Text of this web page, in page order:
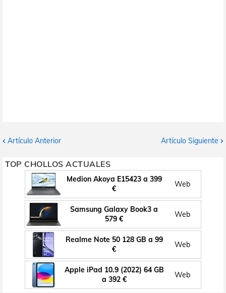
Artículo Anterior Artículo Siguiente
TOP CHOLLOS ACTUALES
Medion Akoya E15423 a 399
€
Web
Samsung Galaxy Book3 a
579 €
Web
Realme Note 50 128 GB a 99
€
Web
Apple iPad 10.9 (2022) 64 GB
a 392 €
Web